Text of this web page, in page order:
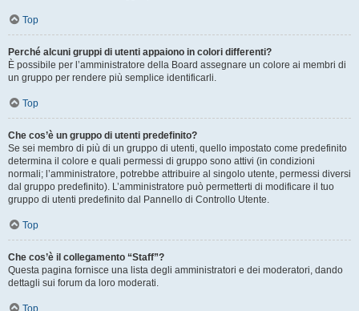
Top
Perché alcuni gruppi di utenti appaiono in colori differenti?
È possibile per l’amministratore della Board assegnare un colore ai membri di
un gruppo per rendere più semplice identificarli.
Top
Che cos’è un gruppo di utenti predefinito?
Se sei membro di più di un gruppo di utenti, quello impostato come predefinito
determina il colore e quali permessi di gruppo sono attivi (in condizioni
normali; l’amministratore, potrebbe attribuire al singolo utente, permessi diversi
dal gruppo predefinito). L’amministratore può permetterti di modificare il tuo
gruppo di utenti predefinito dal Pannello di Controllo Utente.
Top
Che cos’è il collegamento “Staff”?
Questa pagina fornisce una lista degli amministratori e dei moderatori, dando
dettagli sui forum da loro moderati.
Top